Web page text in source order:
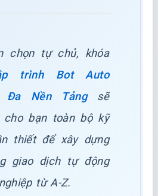
chọn tự chủ, khóa
trình Bot Auto
Đa Nền Tảng
sẽ
cho bạn toàn bộ kỹ
thiết để xây dựng
giao dịch tự động
từ A-Z.